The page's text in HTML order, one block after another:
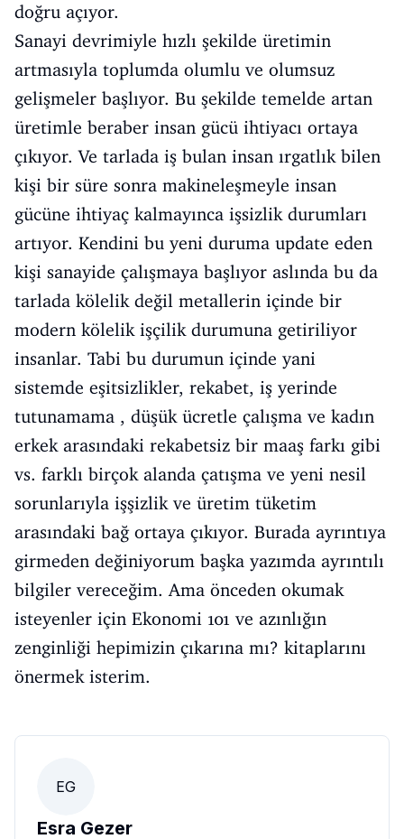
doğru açıyor.
Sanayi devrimiyle hızlı şekilde üretimin
artmasıyla toplumda olumlu ve olumsuz
gelişmeler başlıyor. Bu şekilde temelde artan
üretimle beraber insan gücü ihtiyacı ortaya
çıkıyor. Ve tarlada iş bulan insan ırgatlık bilen
kişi bir süre sonra makineleşmeyle insan
gücüne ihtiyaç kalmayınca işsizlik durumları
artıyor. Kendini bu yeni duruma update eden
kişi sanayide çalışmaya başlıyor aslında bu da
tarlada kölelik değil metallerin içinde bir
modern kölelik işçilik durumuna getiriliyor
insanlar. Tabi bu durumun içinde yani
sistemde eşitsizlikler, rekabet, iş yerinde
tutunamama , düşük ücretle çalışma ve kadın
erkek arasındaki rekabetsiz bir maaş farkı gibi
vs. farklı birçok alanda çatışma ve yeni nesil
sorunlarıyla işşizlik ve üretim tüketim
arasındaki bağ ortaya çıkıyor. Burada ayrıntıya
girmeden değiniyorum başka yazımda ayrıntılı
bilgiler vereceğim. Ama önceden okumak
isteyenler için Ekonomi 101 ve azınlığın
zenginliği hepimizin çıkarına mı? kitaplarını
önermek isterim.
EG
Esra Gezer